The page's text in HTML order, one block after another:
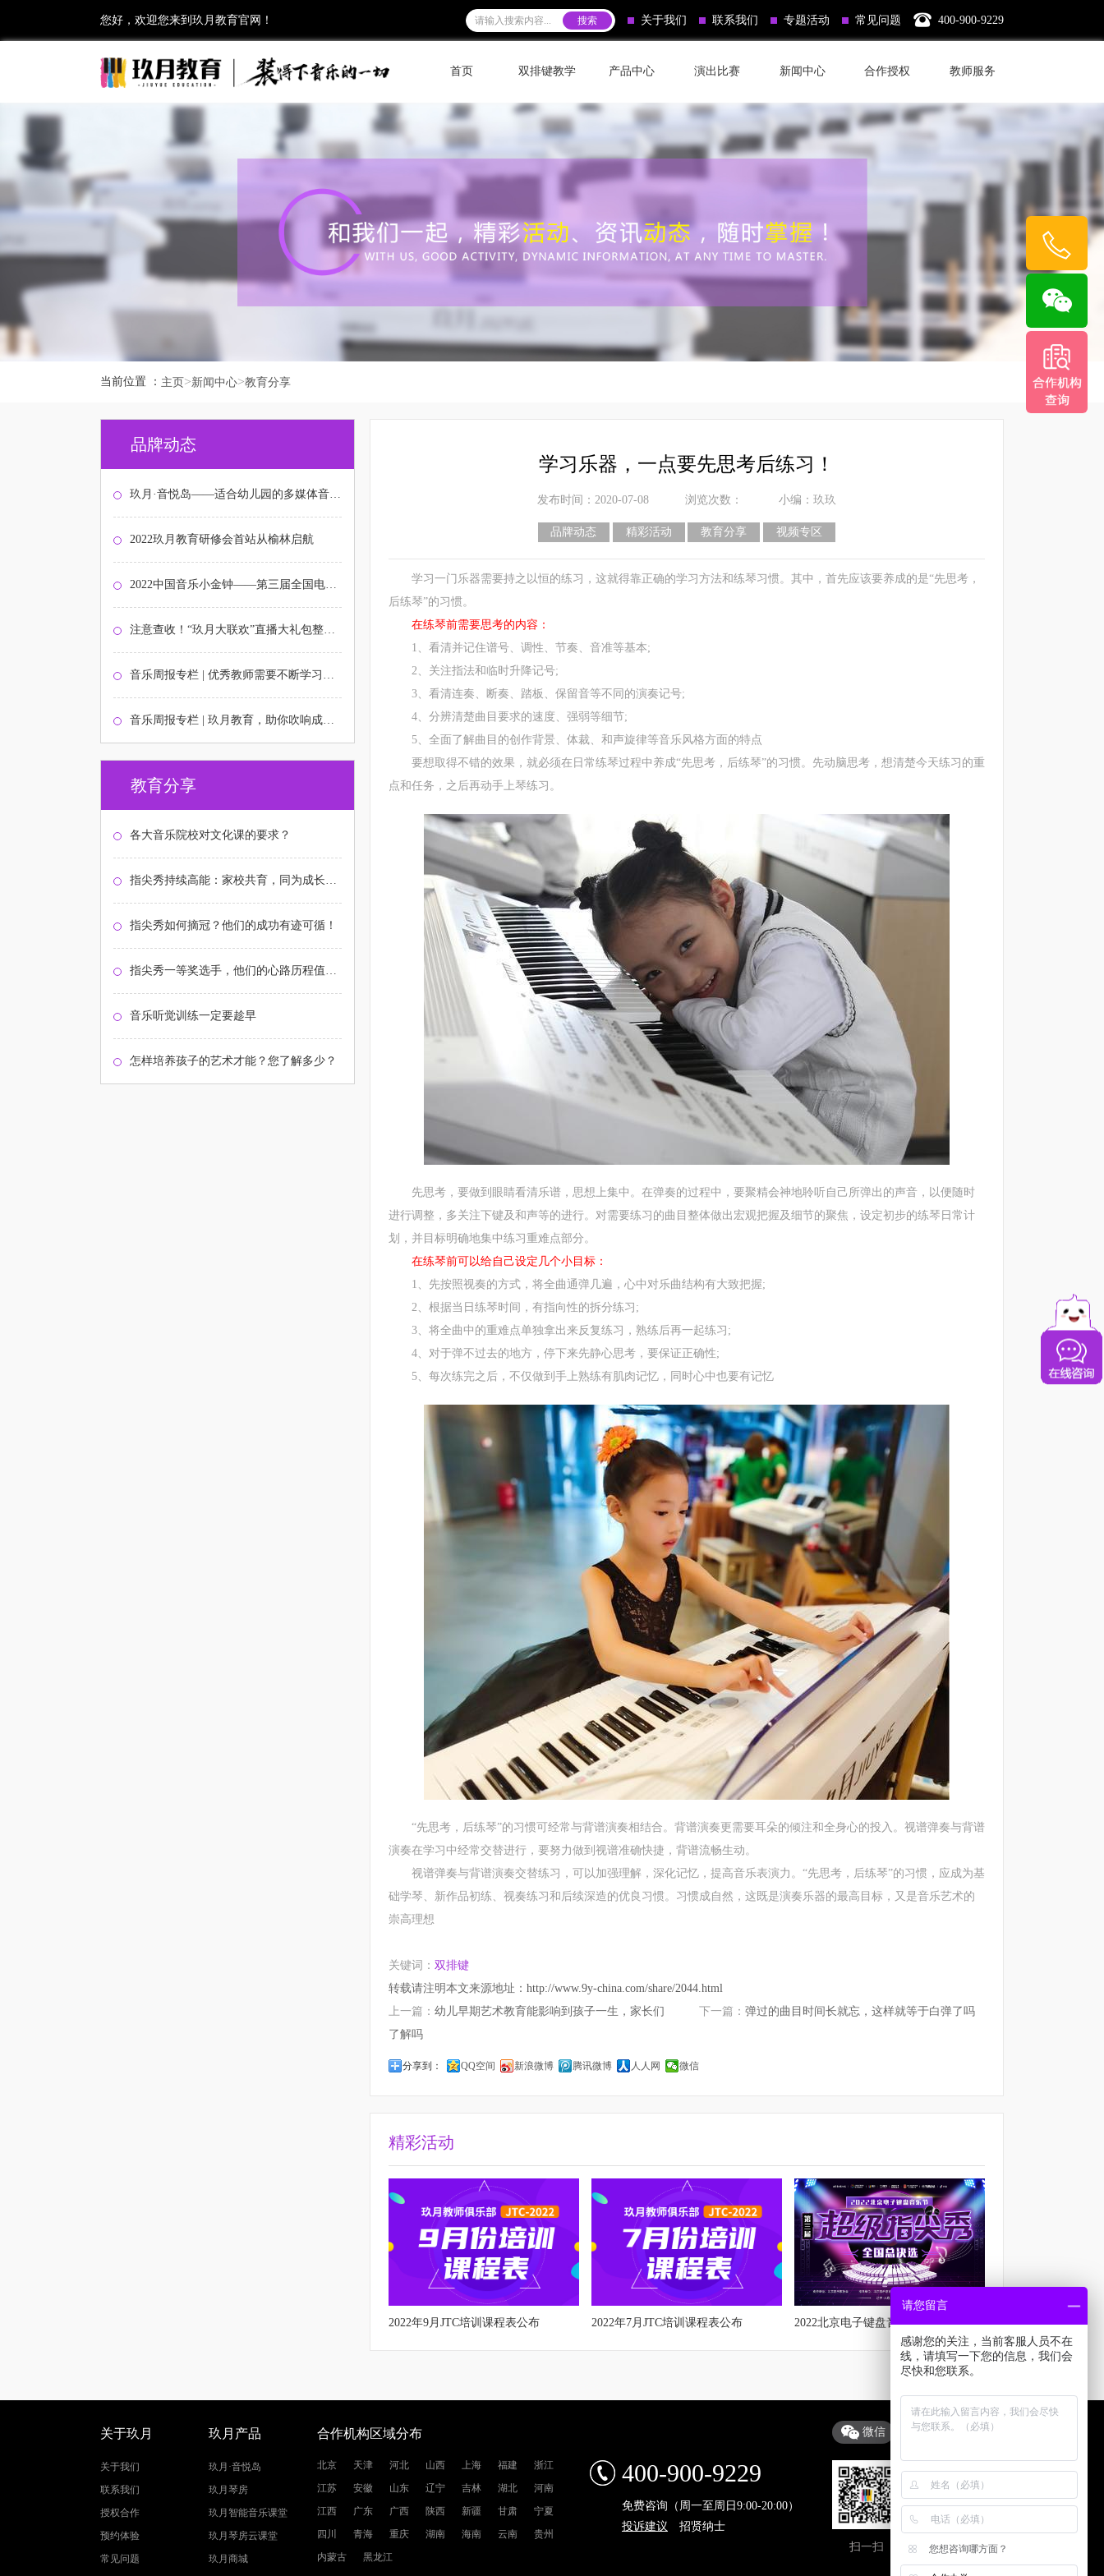
您好，欢迎您来到玖月教育官网！ 关于我们 联系我们 专题活动 常见问题 400-900-9229
首页 双排键教学 产品中心 演出比赛 新闻中心 合作授权 教师服务
当前位置 ： 主页>新闻中心>教育分享
品牌动态
玖月·音悦岛——适合幼儿园的多媒体音乐启蒙课程
2022玖月教育研修会首站从榆林启航
2022中国音乐小金钟——第三届全国电子键盘展演北京选拔赛圆满结束
注意查收！“玖月大联欢”直播大礼包整装待发！
音乐周报专栏 | 优秀教师需要不断学习与打磨
音乐周报专栏 | 玖月教育，助你吹响成功的号角
教育分享
各大音乐院校对文化课的要求？
指尖秀持续高能：家校共育，同为成长护航！
指尖秀如何摘冠？他们的成功有迹可循！
指尖秀一等奖选手，他们的心路历程值得关注
音乐听觉训练一定要趁早
怎样培养孩子的艺术才能？您了解多少？
学习乐器，一点要先思考后练习！
发布时间：2020-07-08 浏览次数： 小编：玖玖
品牌动态 精彩活动 教育分享 视频专区
学习一门乐器需要持之以恒的练习，这就得靠正确的学习方法和练琴习惯。其中，首先应该要养成的是“先思考，
后练琴”的习惯。
在练琴前需要思考的内容：
1、看清并记住谱号、调性、节奏、音准等基本;
2、关注指法和临时升降记号;
3、看清连奏、断奏、踏板、保留音等不同的演奏记号;
4、分辨清楚曲目要求的速度、强弱等细节;
5、全面了解曲目的创作背景、体裁、和声旋律等音乐风格方面的特点
要想取得不错的效果，就必须在日常练琴过程中养成“先思考，后练琴”的习惯。先动脑思考，想清楚今天练习的重
点和任务，之后再动手上琴练习。
先思考，要做到眼睛看清乐谱，思想上集中。在弹奏的过程中，要聚精会神地聆听自己所弹出的声音，以便随时
进行调整，多关注下键及和声等的进行。对需要练习的曲目整体做出宏观把握及细节的聚焦，设定初步的练琴日常计
划，并目标明确地集中练习重难点部分。
在练琴前可以给自己设定几个小目标：
1、先按照视奏的方式，将全曲通弹几遍，心中对乐曲结构有大致把握;
2、根据当日练琴时间，有指向性的拆分练习;
3、将全曲中的重难点单独拿出来反复练习，熟练后再一起练习;
4、对于弹不过去的地方，停下来先静心思考，要保证正确性;
5、每次练完之后，不仅做到手上熟练有肌肉记忆，同时心中也要有记忆
“先思考，后练琴”的习惯可经常与背谱演奏相结合。背谱演奏更需要耳朵的倾注和全身心的投入。视谱弹奏与背谱
演奏在学习中经常交替进行，要努力做到视谱准确快捷，背谱流畅生动。
视谱弹奏与背谱演奏交替练习，可以加强理解，深化记忆，提高音乐表演力。“先思考，后练琴”的习惯，应成为基
础学琴、新作品初练、视奏练习和后续深造的优良习惯。习惯成自然，这既是演奏乐器的最高目标，又是音乐艺术的
崇高理想
关键词： 双排键
转载请注明本文来源地址： http://www.9y-china.com/share/2044.html
上一篇： 幼儿早期艺术教育能影响到孩子一生，家长们
了解吗
下一篇： 弹过的曲目时间长就忘，这样就等于白弹了吗
分享到： QQ空间 新浪微博 腾讯微博 人人网 微信
精彩活动
2022年9月JTC培训课程表公布 2022年7月JTC培训课程表公布 2022北京电子键盘音乐节全流程
关于玖月
关于我们
联系我们
授权合作
预约体验
常见问题
玖月产品
玖月·音悦岛
玖月琴房
玖月智能音乐课堂
玖月琴房云课堂
玖月商城
合作机构区域分布
北京 天津 河北 山西 上海 福建
浙江
江苏
安徽 山东 辽宁 吉林 湖北
河南
江西
广东 广西 陕西 新疆 甘肃
宁夏
四川
青海 重庆 湖南 海南 云南
贵州
内蒙古
黑龙江
400-900-9229
免费咨询（周一至周日9:00-20:00）
投诉建议
招贤纳士
微信
扫一扫
抖音
扫一扫
请您留言
感谢您的关注，当前客服人员不在
线，请填写一下您的信息，我们会
尽快和您联系。
您想咨询哪方面？